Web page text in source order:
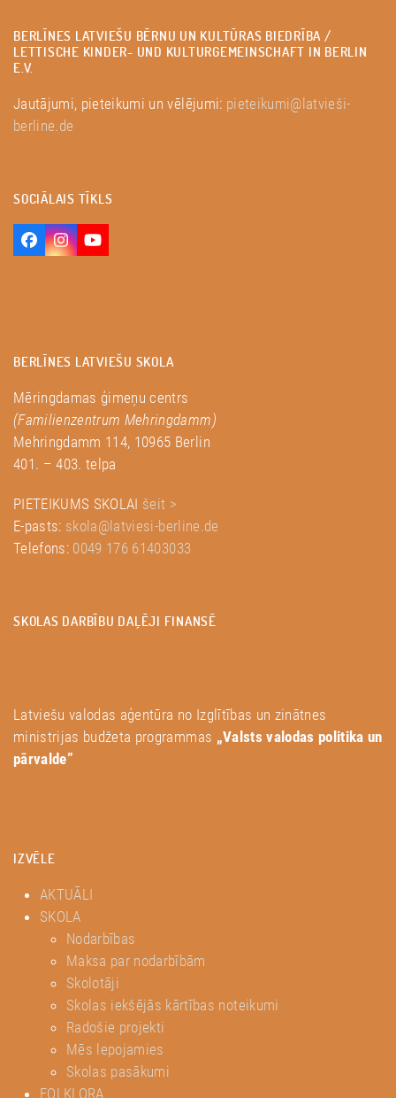
BERLĪNES LATVIEŠU BĒRNU UN KULTŪRAS BIEDRĪBA /
LETTISCHE KINDER- UND KULTURGEMEINSCHAFT IN BERLIN
E.V.
Jautājumi, pieteikumi un vēlējumi: pieteikumi@latvieši-
berline.de
SOCIĀLAIS TĪKLS
Facebook
InstagramYouTube
BERLĪNES LATVIEŠU SKOLA
Mēringdamas ģimeņu centrs
(Familienzentrum Mehringdamm)
Mehringdamm 114, 10965 Berlin
401. – 403. telpa
PIETEIKUMS SKOLAI šeit >
E-pasts: skola@latviesi-berline.de
Telefons: 0049 176 61403033
SKOLAS DARBĪBU DAĻĒJI FINANSĒ
Latviešu valodas aģentūra no Izglītības un zinātnes
ministrijas budžeta programmas „Valsts valodas politika un
pārvalde”
IZVĒLE
AKTUĀLI
SKOLA
Nodarbības
Maksa par nodarbībām
Skolotāji
Skolas iekšējās kārtības noteikumi
Radošie projekti
Mēs lepojamies
Skolas pasākumi
FOLKLORA